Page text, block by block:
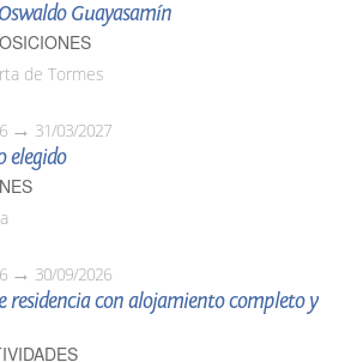
Guayasamín
de Tormes
31/03/2027
elegido
30/09/2026
residencia con alojamiento completo y